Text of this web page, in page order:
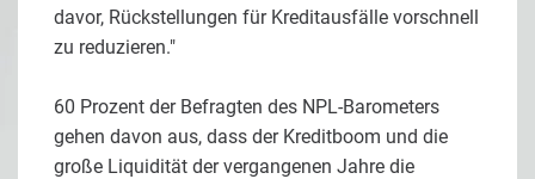
davor, Rückstellungen für Kreditausfälle vorschnell
zu reduzieren."
60 Prozent der Befragten des NPL-Barometers
gehen davon aus, dass der Kreditboom und die
große Liquidität der vergangenen Jahre die